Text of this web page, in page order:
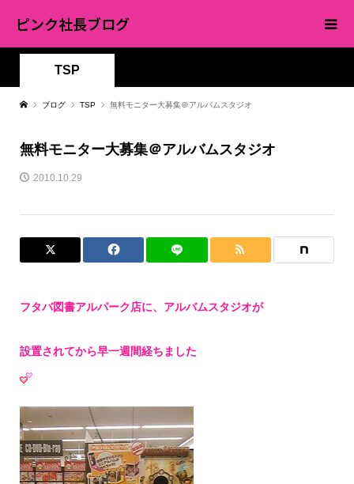
ピンク社長ブログ
TSP
ブログ TSP 無料モニター大募集＠アルバムスタジオ
無料モニター大募集＠アルバムスタジオ
2010.10.29
フタバ図書アルパーク店に、アルバムスタジオが
設置されてから早一週間経ちました